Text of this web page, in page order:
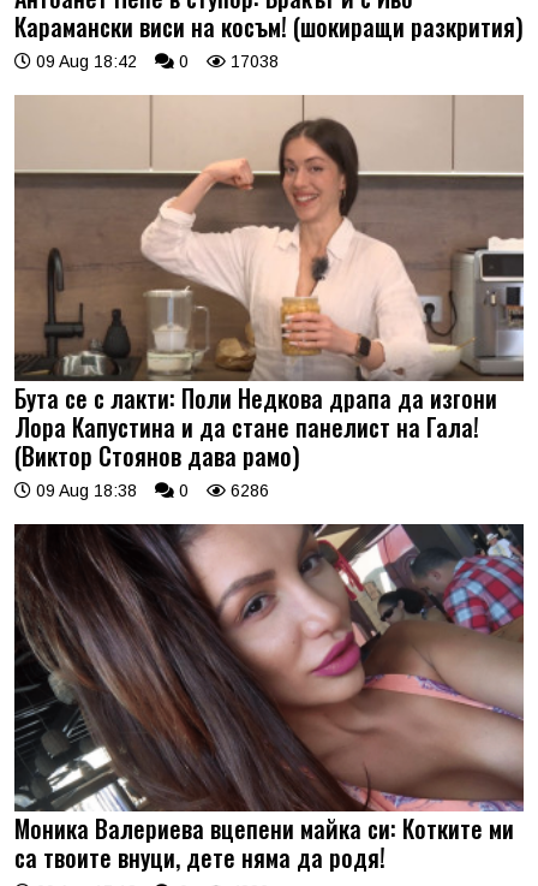
Карамански виси на косъм! (шокиращи разкрития)
09 Aug 18:42 0 17038
Бута се с лакти: Поли Недкова драпа да изгони
Лора Капустина и да стане панелист на Гала!
(Виктор Стоянов дава рамо)
09 Aug 18:38 0 6286
Моника Валериева вцепени майка си: Котките ми
са твоите внуци, дете няма да родя!